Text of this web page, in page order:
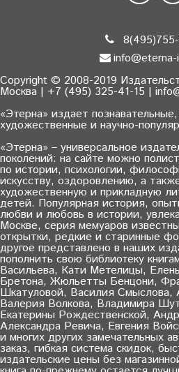
Copyright © 2008-2019
Москва | +7 (495) 325-41-15 |
«Этерна» издает
художественные и научно-
«Этерна» – универсальное
поколений: на сайте можно
по истории, психологии,
искусству, оздоровлению, а
художественную и прикладную
детей. Популярная история,
любви и любовь в истории,
Москве, серия мемуаров
открытки, редкие и старинные
другое представлено в наших
пополнить свою библиотеку
Васильева, Кати Метелицы,
Бретона, Жюльетты Бенцони,
Шкатуловой, Василия Смыслова,
Валерия Волкова, Владимира
Екатерины Рождественской,
Александра Ревича, Евгения
и многих других замечательных
заказ, гибкая система скидок,
издательские цены без